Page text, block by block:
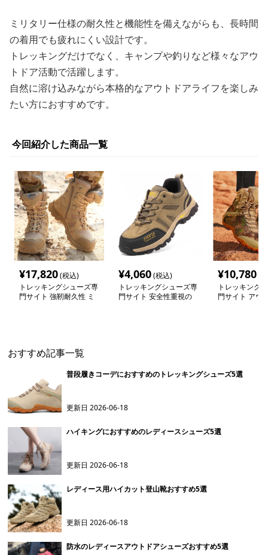
ミリタリー仕様の耐久性と機能性を備えながらも、長時間
の着用でも疲れにくい設計です。
トレッキングだけでなく、キャンプや釣りなど様々なアウ
トドア活動で活躍します。
自然に溶け込みながら本格的なアウトドアライフを楽しみ
たい方におすすめです。
今回紹介した商品一覧
¥17,820(税込)
トレッキングシューズ専
門サイト 強靭耐久性 ミ
¥4,060(税込)
トレッキングシューズ専
門サイト 安全性重視の
¥10,780
トレッキング
門サイト アウ
おすすめ記事一覧
普段履きコーデにおすすめのトレッキングシューズ5選
更新日2026-06-18
ハイキングにおすすめのレディースシューズ5選
更新日2026-06-18
レディース用ハイカット登山靴おすすめ5選
更新日2026-06-18
防水のレディースアウトドアシューズおすすめ5選